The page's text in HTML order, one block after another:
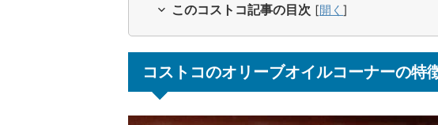
このコストコ記事の目次 [開く ]
コストコのオリーブオイルコーナーの特